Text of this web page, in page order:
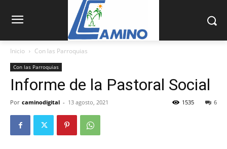
Inicio Con las Parroquias
Con las Parroquias
Informe de la Pastoral Social
Por caminodigital - 13 agosto, 2021 6
1535